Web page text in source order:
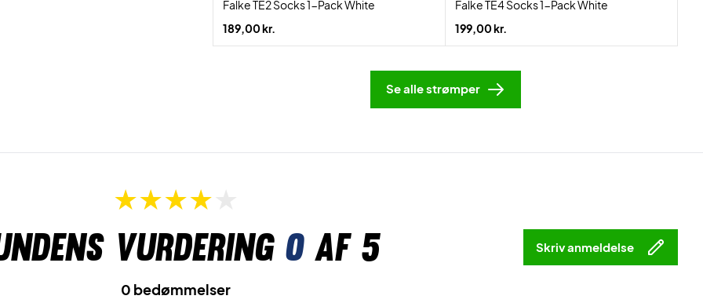
Falke TE2 Socks 1-Pack White
189,00 kr.
Falke TE4 Socks 1-Pack White
199,00 kr.
Se alle strømper
vurdering 0af 5 Skriv anmeldelse
0 bedømmelser